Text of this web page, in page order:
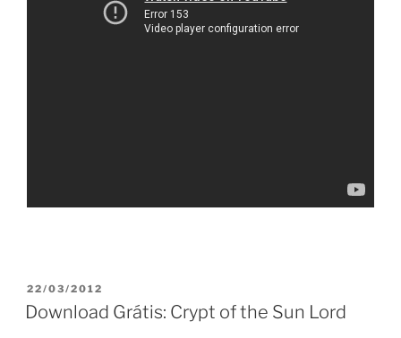
PUBLICADO
EM
22/03/2012
Download Grátis: Crypt of the Sun Lord